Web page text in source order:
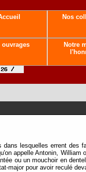
Nos
ouvrages
Notre
lesquelles errent des
appelle Antonin, William
ou un mouchoir en
major pour avoir reculé